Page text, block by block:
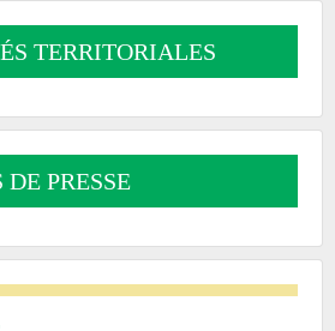
TERRITORIALES
PRESSE